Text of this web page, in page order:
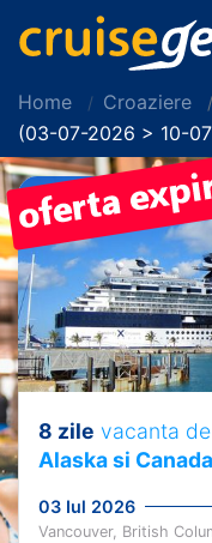
Home Croaziere
(03-07-2026 > 10-
8 zile vacanta
Alaska si Canada
03 Iul 2026
Vancouver, British